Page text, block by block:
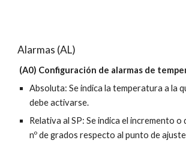
Alarmas (AL)
(A0) Configuración de alarmas de
Absoluta: Se indica la temperatura a la
debe activarse.
Relativa al SP: Se indica el incremento o
nº de grados respecto al punto de